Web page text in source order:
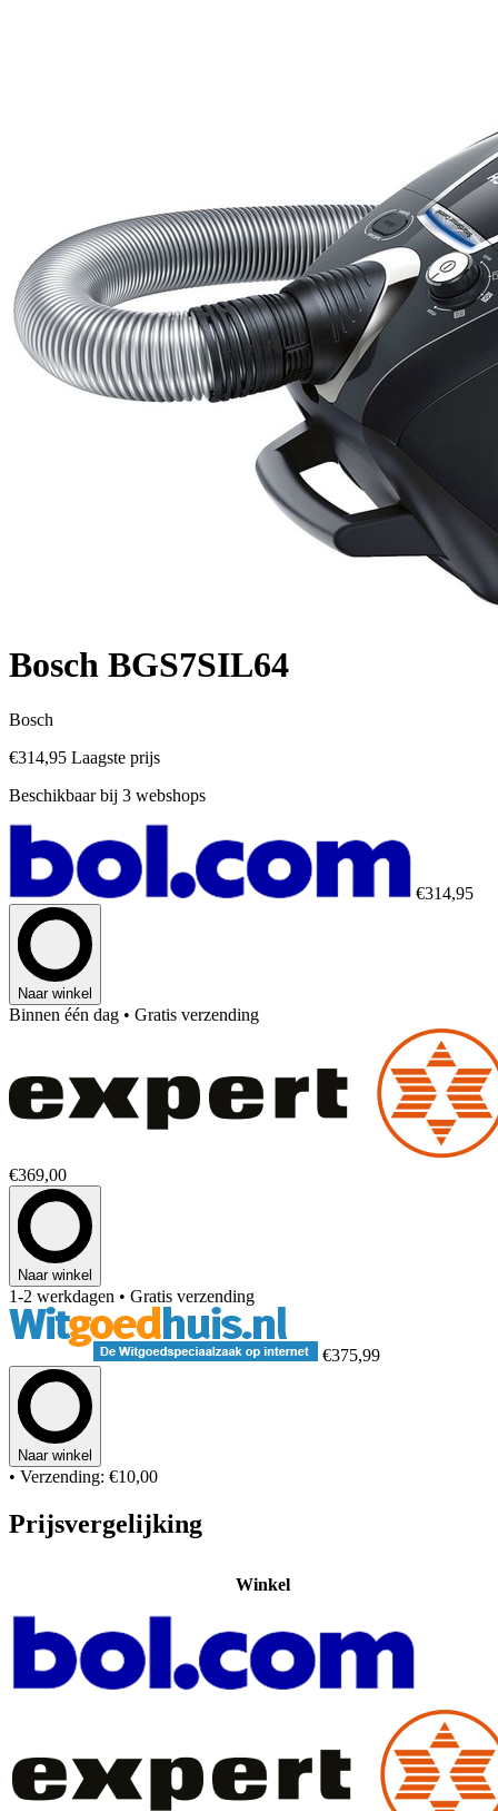
Bosch BGS7SIL64
Bosch
€314,95 Laagste prijs
Beschikbaar bij 3 webshops
€314,95
Naar winkel
Binnen één dag • Gratis verzending
€369,00
Naar winkel
1-2 werkdagen • Gratis verzending
€375,99
Naar winkel
• Verzending: €10,00
Prijsvergelijking
Winkel